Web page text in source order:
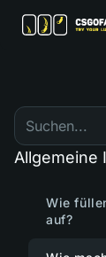
Allgemeine
Wie
auf?